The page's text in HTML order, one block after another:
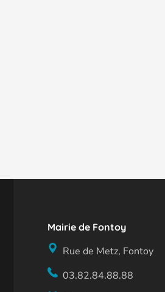
Mairie de Fontoy
Rue de Metz, Fontoy
03.82.84.88.88